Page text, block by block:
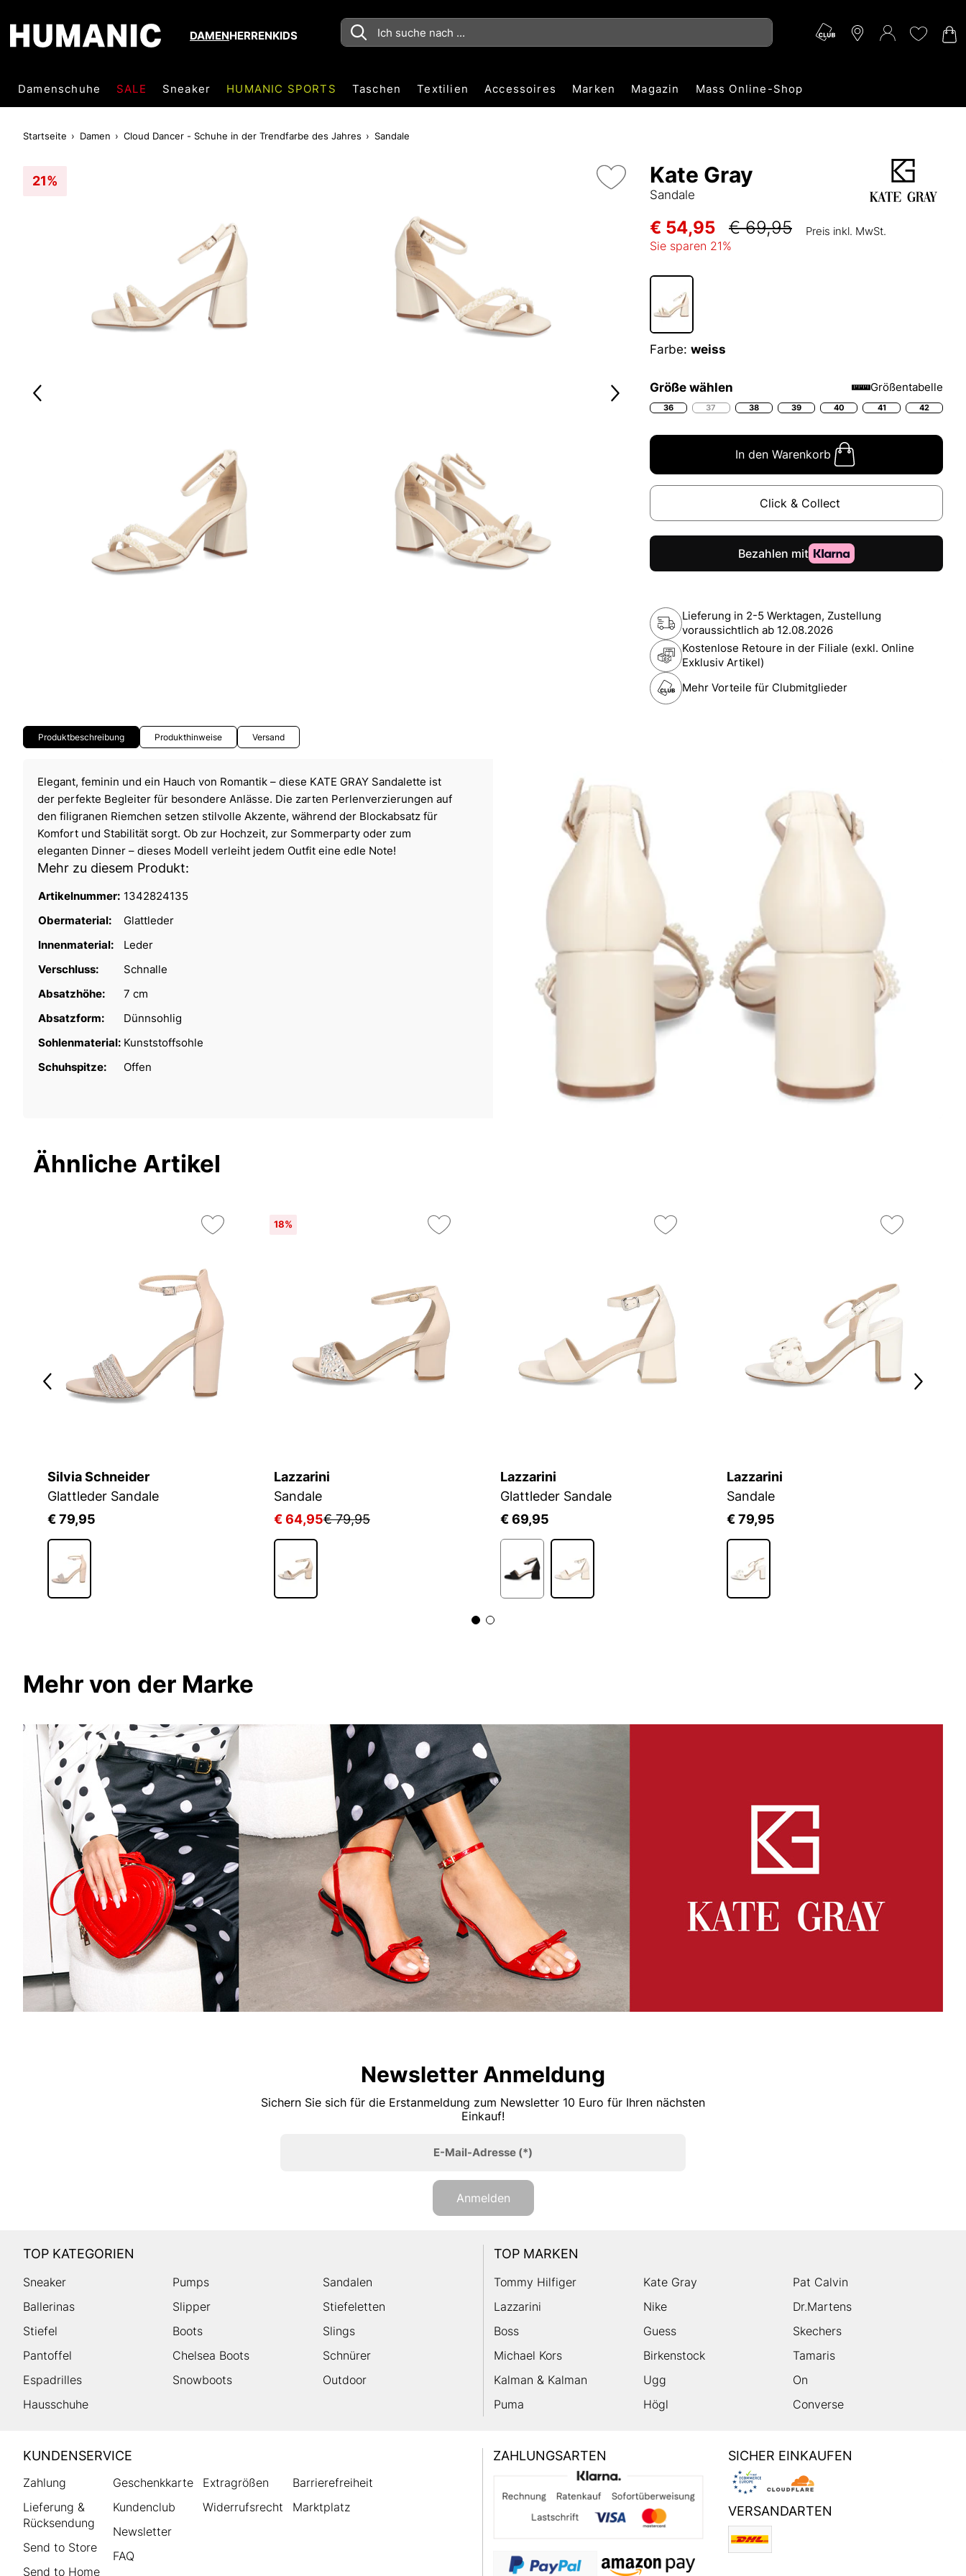
DAMENHERRENKIDS
Damenschuhe SALE Sneaker HUMANIC SPORTS Taschen Textilien Accessoires Marken Magazin Mass Online-Shop
Startseite Damen Cloud Dancer - Schuhe in der Trendfarbe des Jahres Sandale
21% Kate Gray
Sandale
€ 54,95 € 69,95 Preis inkl. MwSt.
Sie sparen 21%
Farbe: weiss
Größe wählen Größentabelle
36 37 38 39 40 41 42
In den Warenkorb
Click & Collect
Lieferung in 2-5 Werktagen, Zustellung
voraussichtlich ab 12.08.2026
Kostenlose Retoure in der Filiale (exkl. Online
Exklusiv Artikel)
Mehr Vorteile für Clubmitglieder
Produktbeschreibung Produkthinweise Versand
Elegant, feminin und ein Hauch von Romantik – diese KATE GRAY Sandalette ist
der perfekte Begleiter für besondere Anlässe. Die zarten Perlenverzierungen auf
den filigranen Riemchen setzen stilvolle Akzente, während der Blockabsatz für
Komfort und Stabilität sorgt. Ob zur Hochzeit, zur Sommerparty oder zum
eleganten Dinner – dieses Modell verleiht jedem Outfit eine edle Note!
Mehr zu diesem Produkt:
Artikelnummer: 1342824135
Obermaterial:
Glattleder
Innenmaterial:
Leder
Verschluss:
Schnalle
Absatzhöhe:
7 cm
Absatzform:
Dünnsohlig
Sohlenmaterial: Kunststoffsohle
Schuhspitze:
Offen
Ähnliche Artikel
Silvia Schneider
Glattleder Sandale
€ 79,95
18%
Lazzarini
Sandale
€ 64,95€ 79,95
Lazzarini
Glattleder Sandale
€ 69,95
Lazzarini
Sandale
€ 79,95
Mehr von der Marke
Newsletter Anmeldung
Sichern Sie sich für die Erstanmeldung zum Newsletter 10 Euro für Ihren nächsten
Einkauf!
E-Mail-Adresse(*)
Anmelden
TOP KATEGORIEN
Sneaker Pumps
Sandalen
Ballerinas
Slipper
Stiefeletten
Stiefel
Boots
Slings
Pantoffel
Chelsea Boots
Schnürer
Espadrilles
Snowboots
Outdoor
Hausschuhe
TOP MARKEN
Tommy Hilfiger Kate Gray
Pat Calvin
Lazzarini
Nike
Dr.Martens
Boss
Guess
Skechers
Michael Kors
Birkenstock
Tamaris
Kalman & Kalman
Ugg
On
Puma
Högl Converse
HUMANIC
Footer
KUNDENSERVICE
Zahlung
Lieferung &
Rücksendung
Send to Store
Send to Home
Geschenkkarte
Kundenclub
Newsletter
FAQ
Extragrößen
Widerrufsrecht
Barrierefreiheit
Marktplatz
ZAHLUNGSARTEN SICHER EINKAUFEN
VERSANDARTEN